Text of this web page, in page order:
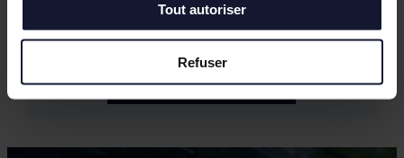
Tout autoriser
Refuser
marché tertiaire dans la Métropole
Européenne de Lille
Toutes les actualités